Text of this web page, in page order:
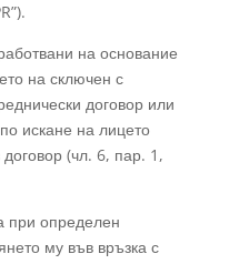
на основание
на сключен с
договор или
искане на лицето
(чл. 6, пар. 1,
при определен
му във връзка с